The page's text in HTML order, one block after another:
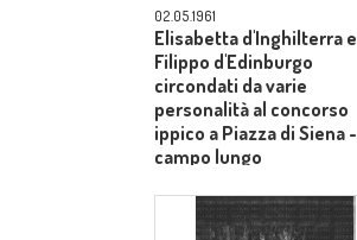
02.05.1961
Elisabetta d'Inghilterra e
Filippo d'Edinburgo
circondati da varie
personalità al concorso
ippico a Piazza di Siena -
campo lungo